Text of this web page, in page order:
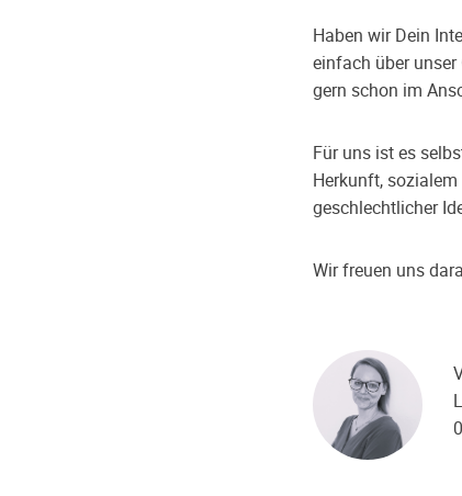
Haben wir Dein
einfach über
gern schon im
Für uns ist es
Herkunft,
geschlechtlicher
Wir freuen uns